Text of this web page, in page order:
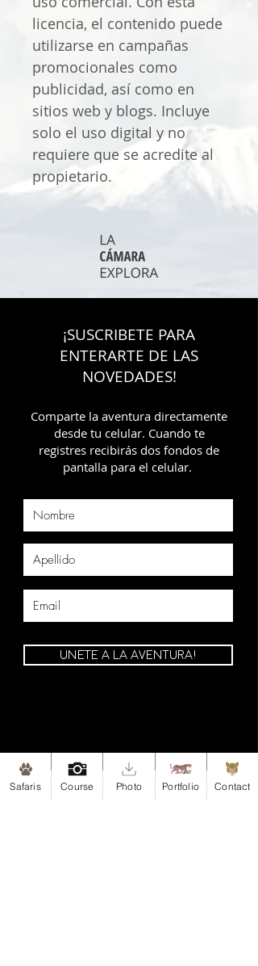
licencia, el contenido puede
utilizarse en campañas
promocionales como
publicidad, así como en
sitios web y blogs. Incluye
solo el uso digital y no
requiere que se acredite al
propietario.
¡SUSCRIBETE PARA
ENTERARTE DE LAS
NOVEDADES!
Comparte la aventura directamente
desde tu celular. Cuando te
registres recibirás dos fondos de
pantalla para el celular.
UNETE A LA AVENTURA!
Safaris Course Photo Portfolio Contact